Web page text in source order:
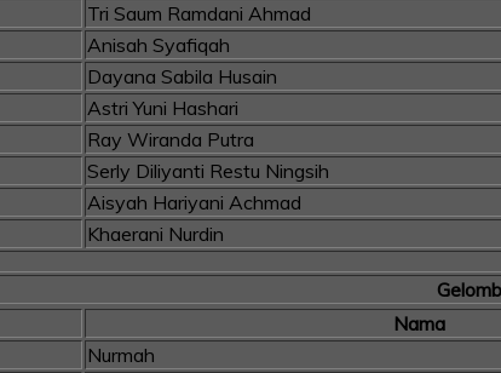
Tri Saum Ramdani Ahmad
Anisah Syafiqah
Dayana Sabila Husain
Astri Yuni Hashari
Ray Wiranda Putra
Serly Diliyanti Restu Ningsih
Aisyah Hariyani Achmad
Khaerani Nurdin
Nama
Nurmah